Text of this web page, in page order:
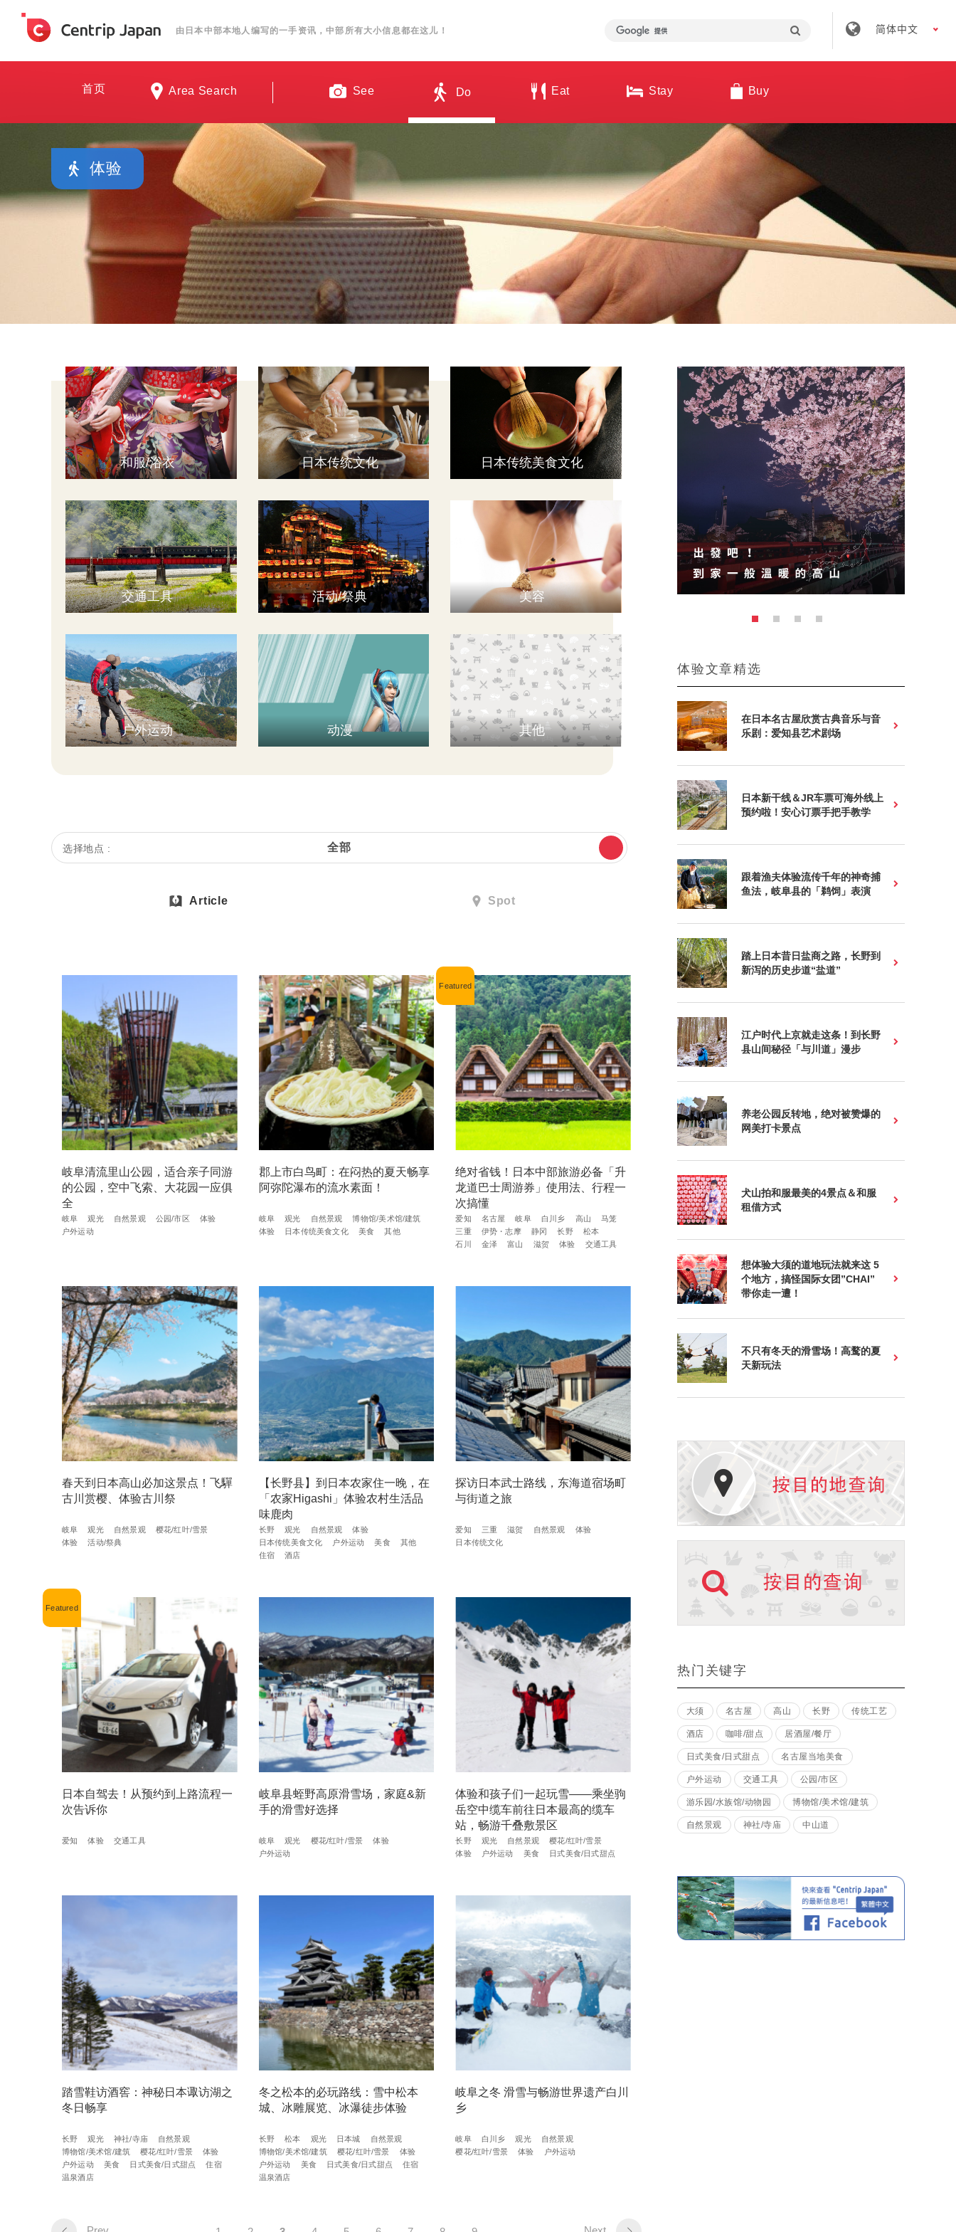
由日本中部本地人编写的一手资讯，中部所有大小信息都在这儿！ 简体中文
首页 Area Search See Do Eat Stay Buy
体验
和服/浴衣 日本传统文化 日本传统美食文化
交通工具 活动/祭典 美容
户外运动 动漫 其他
选择地点 : 全部
Article Spot
岐阜清流里山公园，适合亲子同游
的公园，空中飞索、大花园一应俱
全
岐阜 观光 自然景观 公园/市区
体验
户外运动
郡上市白鸟町：在闷热的夏天畅享
阿弥陀瀑布的流水素面！
岐阜 观光 自然景观
博物馆/美术馆/建筑
体验
日本传统美食文化 美食 其他
绝对省钱！日本中部旅游必备「升
龙道巴士周游券」使用法、行程一
次搞懂
爱知 名古屋 岐阜 白川乡 高山
马笼
三重
伊势・志摩 静冈 长野
松本
石川
金泽 富山 滋贺 体验 交通工具
春天到日本高山必加这景点！飞驒
古川赏樱、体验古川祭
岐阜 观光 自然景观
樱花/红叶/雪景
体验
活动/祭典
【长野县】到日本农家住一晚，在
「农家Higashi」体验农村生活品
味鹿肉
长野 观光 自然景观
体验
日本传统美食文化
户外运动 美食
其他
住宿
酒店
探访日本武士路线，东海道宿场町
与街道之旅
爱知 三重 滋贺 自然景观
体验
日本传统文化
日本自驾去！从预约到上路流程一
次告诉你
爱知 体验 交通工具
岐阜县蛭野高原滑雪场，家庭&新
手的滑雪好选择
岐阜 观光 樱花/红叶/雪景
体验
户外运动
体验和孩子们一起玩雪——乘坐驹
岳空中缆车前往日本最高的缆车
站，畅游千叠敷景区
长野 观光 自然景观
樱花/红叶/雪景
体验
户外运动 美食 日式美食/日式甜点
踏雪鞋访酒窖：神秘日本诹访湖之
冬日畅享
长野 观光 神社/寺庙
自然景观
博物馆/美术馆/建筑
樱花/红叶/雪景
体验
户外运动
美食 日式美食/日式甜点
住宿
温泉酒店
冬之松本的必玩路线：雪中松本
城、冰雕展览、冰瀑徒步体验
长野 松本 观光 日本城
自然景观
博物馆/美术馆/建筑
樱花/红叶/雪景
体验
户外运动
美食 日式美食/日式甜点
住宿
温泉酒店
岐阜之冬 滑雪与畅游世界遗产白川
乡
岐阜 白川乡 观光
自然景观
樱花/红叶/雪景
体验 户外运动
体验文章精选
在日本名古屋欣赏古典音乐与音
乐剧：爱知县艺术剧场
日本新干线＆JR车票可海外线上
预约啦！安心订票手把手教学
跟着渔夫体验流传千年的神奇捕
鱼法，岐阜县的「鹈饲」表演
踏上日本昔日盐商之路，长野到
新泻的历史步道“盐道”
江户时代上京就走这条！到长野
县山间秘径「与川道」漫步
养老公园反转地，绝对被赞爆的
网美打卡景点
犬山拍和服最美的4景点＆和服
租借方式
想体验大须的道地玩法就来这 5
个地方，搞怪国际女团”CHAI”
带你走一遭！
不只有冬天的滑雪场！高鹜的夏
天新玩法
热门关键字
大须 名古屋 高山 长野 传统工艺
酒店 咖啡/甜点 居酒屋/餐厅
日式美食/日式甜点 名古屋当地美食
户外运动 交通工具 公园/市区
游乐园/水族馆/动物园 博物馆/美术馆/建筑
自然景观 神社/寺庙 中山道